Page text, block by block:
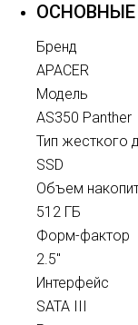
ОСНОВНЫЕ
Бренд
APACER
Модель
AS350 Panther
Тип жесткого
SSD
Объем
512 ГБ
Форм-фактор
2.5"
Интерфейс
SATA III